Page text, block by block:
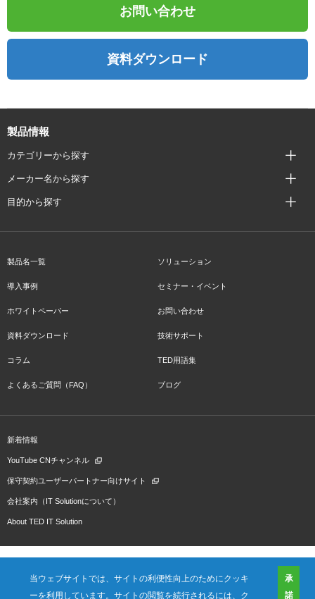
当ウェブサイトでは、サイトの利便性向上のためにクッキ
ーを利用しています。サイトの閲覧を続行されるには、ク
承
諾
お問い合わせ
資料ダウンロード
製品情報
カテゴリーから探す
メーカー名から探す
目的から探す
製品名一覧 ソリューション
導入事例 セミナー・イベント
ホワイトペーパー お問い合わせ
資料ダウンロード 技術サポート
コラム TED用語集
よくあるご質問（FAQ） ブログ
新着情報
YouTube CNチャンネル
保守契約ユーザーパートナー向けサイト
会社案内（IT Solutionについて）
About TED IT Solution
会社概要 ご利用規約 プライバシーポリシー プレスリリース（プロダクト)